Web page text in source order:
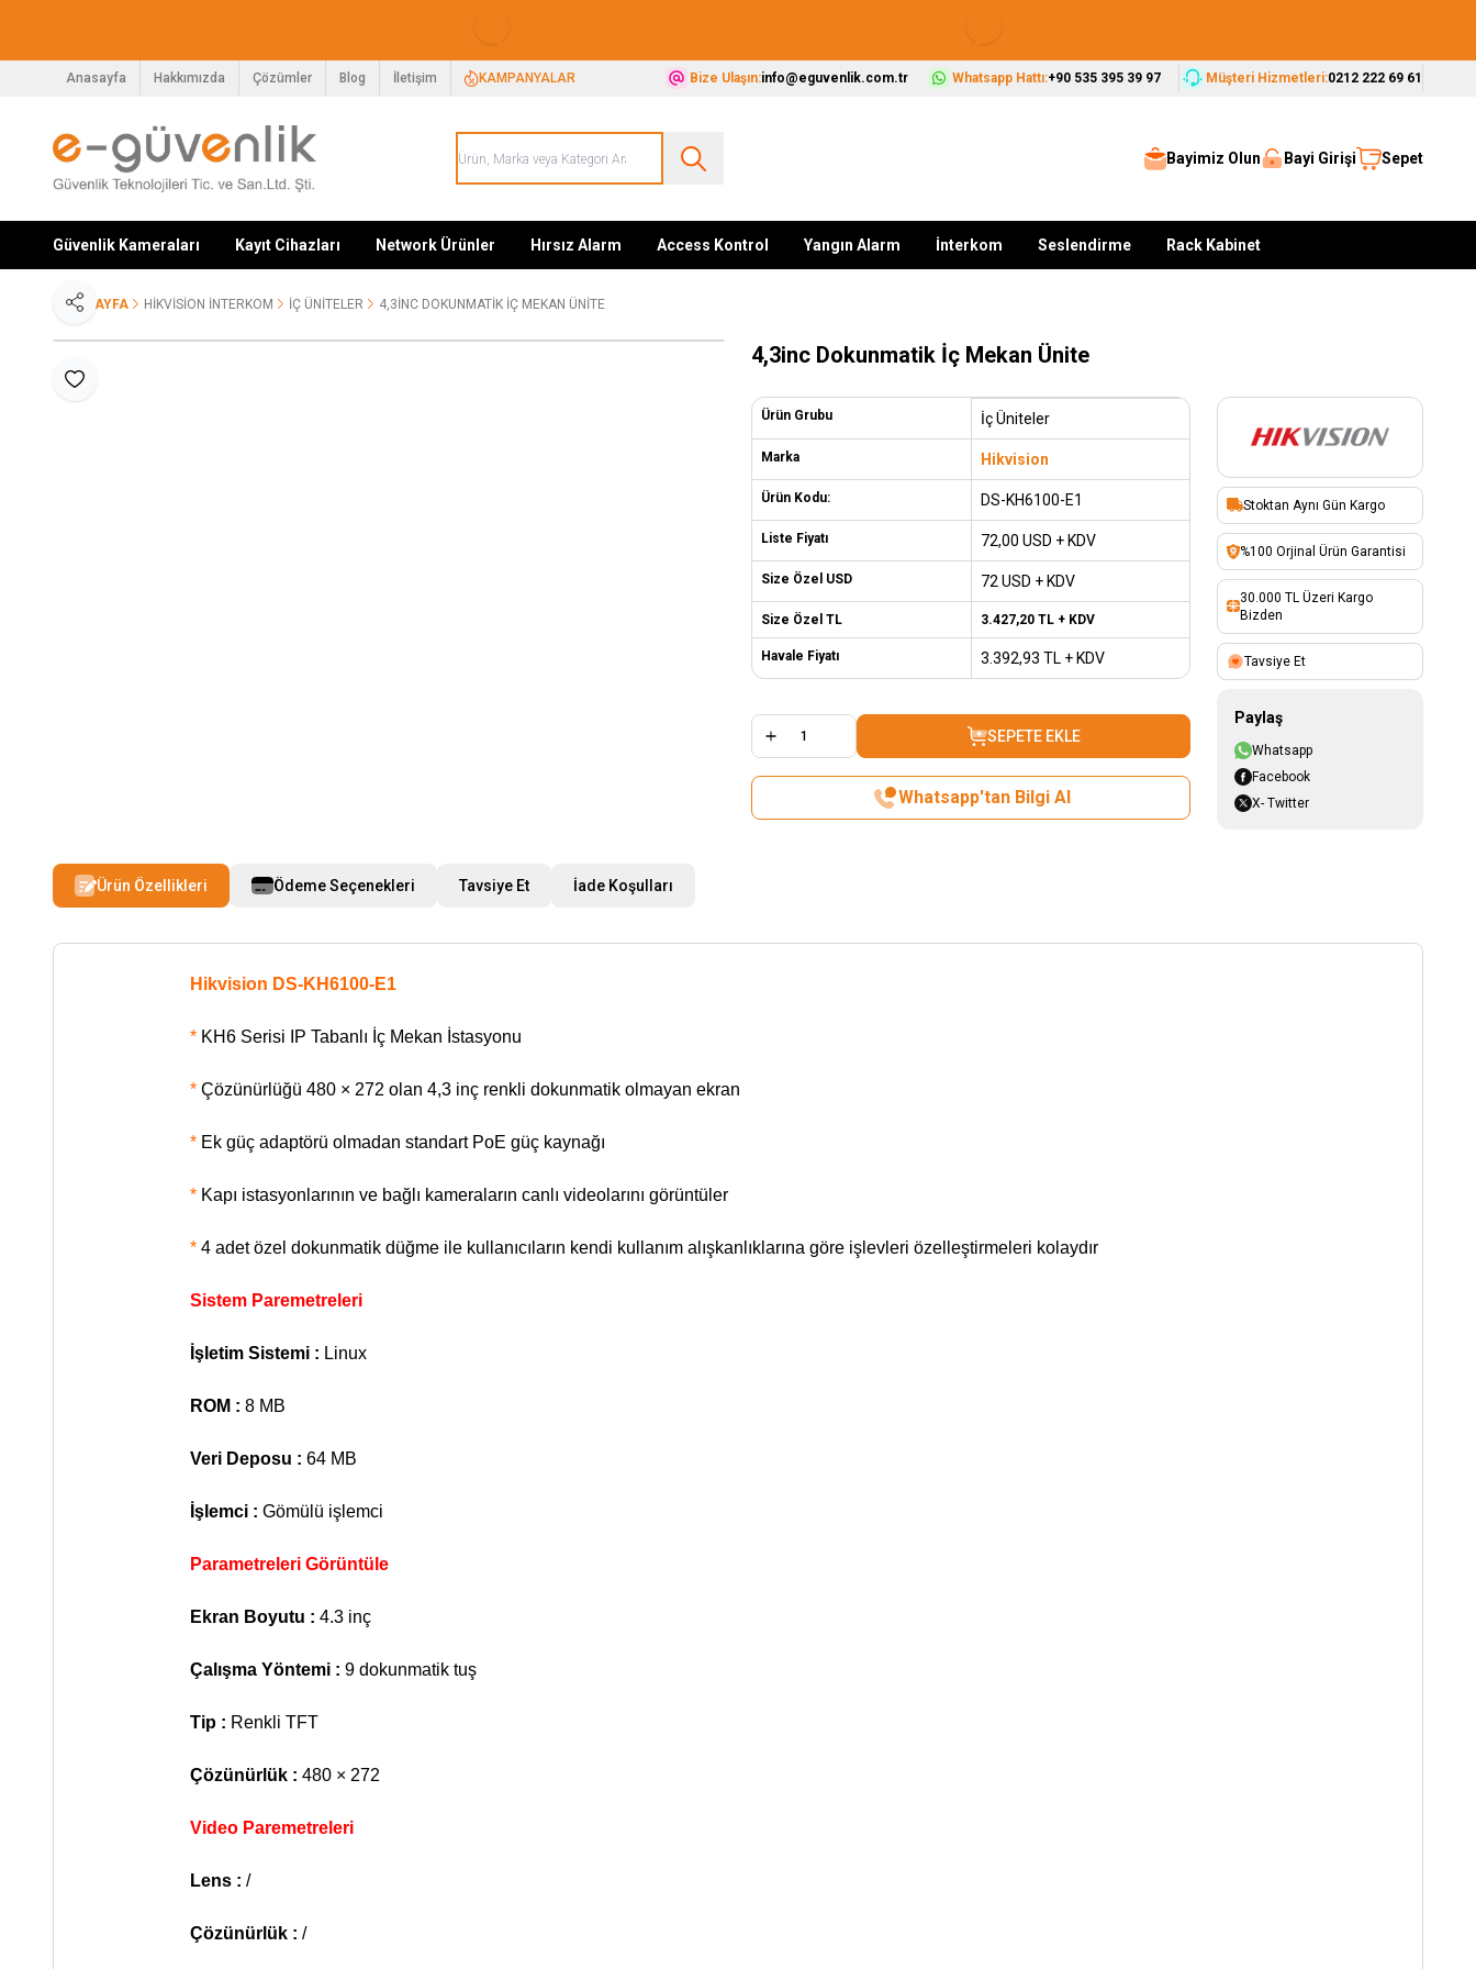
Anasayfa Hakkımızda Çözümler Blog İletişim KAMPANYALAR Bize Ulaşın:info@eguvenlik.com.tr Whatsapp Hattı:+90 535 395 39 97 Müşteri Hizmetleri:0212 222 69 61
Bayimiz Olun Bayi Girişi Sepet
Güvenlik Kameraları Kayıt Cihazları Network Ürünler Hırsız Alarm Access Kontrol Yangın Alarm İnterkom Seslendirme Rack Kabinet
ANA SAYFA HIKVISION İNTERKOM İÇ ÜNITELER 4,3INC DOKUNMATIK İÇ MEKAN ÜNITE
Favoriye Ekle
Paylaş
4,3inc Dokunmatik İç Mekan Ünite
Ürün Grubu İç Üniteler
Marka Hikvision
Ürün Kodu: DS-KH6100-E1
Liste Fiyatı 72,00 USD + KDV
Size Özel USD 72 USD + KDV
Size Özel TL 3.427,20 TL + KDV
Havale Fiyatı 3.392,93 TL + KDV
SEPETE EKLE
Whatsapp'tan Bilgi Al
Stoktan Aynı Gün Kargo
%100 Orjinal Ürün Garantisi
30.000 TL Üzeri Kargo
Bizden
Tavsiye Et
Paylaş
Whatsapp
Facebook
X- Twitter
Ürün Özellikleri Ödeme Seçenekleri Tavsiye Et İade Koşulları
Hikvision DS-KH6100-E1
* KH6 Serisi IP Tabanlı İç Mekan İstasyonu
* Çözünürlüğü 480 × 272 olan 4,3 inç renkli dokunmatik olmayan ekran
* Ek güç adaptörü olmadan standart PoE güç kaynağı
* Kapı istasyonlarının ve bağlı kameraların canlı videolarını görüntüler
* 4 adet özel dokunmatik düğme ile kullanıcıların kendi kullanım alışkanlıklarına göre işlevleri özelleştirmeleri kolaydır
Sistem Paremetreleri
İşletim Sistemi : Linux
ROM : 8 MB
Veri Deposu : 64 MB
İşlemci : Gömülü işlemci
Parametreleri Görüntüle
Ekran Boyutu : 4.3 inç
Çalışma Yöntemi : 9 dokunmatik tuş
Tip : Renkli TFT
Çözünürlük : 480 × 272
Video Paremetreleri
Lens : /
Çözünürlük : /